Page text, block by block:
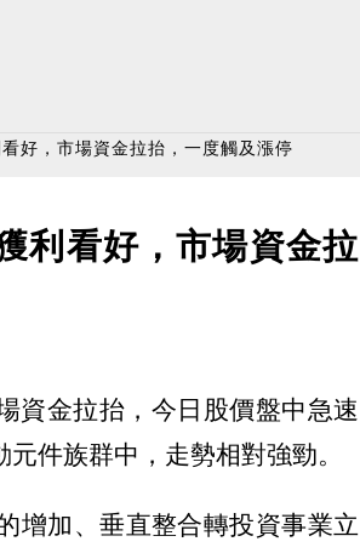
好，市場資金拉抬，一度觸及漲停
利看好，市場資金拉
資金拉抬，今日股價盤中急速
件族群中，走勢相對強勁。
增加、垂直整合轉投資事業立